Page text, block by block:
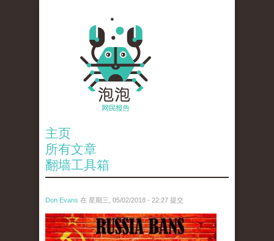
主页
所有文章
翻墙工具箱
Don Evans 在 星期三, 05/02/2018 - 22:27 提交
tou_.jpeg